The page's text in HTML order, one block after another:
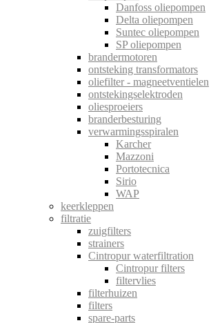
Danfoss oliepompen
Delta oliepompen
Suntec oliepompen
SP oliepompen
brandermotoren
ontsteking transformators
oliefilter - magneetventielen
ontstekingselektroden
oliesproeiers
branderbesturing
verwarmingsspiralen
Karcher
Mazzoni
Portotecnica
Sirio
WAP
keerkleppen
filtratie
zuigfilters
strainers
Cintropur waterfiltration
Cintropur filters
filtervlies
filterhuizen
filters
spare-parts